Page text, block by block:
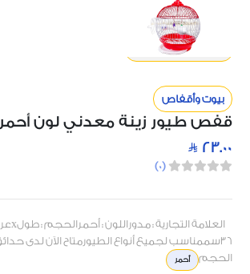
بيوت وأقفاص
قفص طيور زينة معدني لون أحمر
23.00
(
0
)
36سممناسب لجميع أنواع الطيورمتاح الآن لدى حدائق روابي النيل
الحجم
أحمر